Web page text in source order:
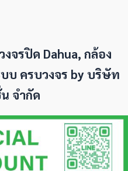
จรปิด Dahua, กล้อง
บ ครบวงจร by บริษัท
จำกัด